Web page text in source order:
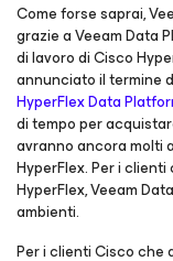
Come forse saprai,
grazie a Veeam Data
di lavoro di Cisco
annunciato il termine
HyperFlex Data
di tempo per
avranno ancora molti
HyperFlex. Per i
HyperFlex, Veeam
ambienti.
Per i clienti Cisco che